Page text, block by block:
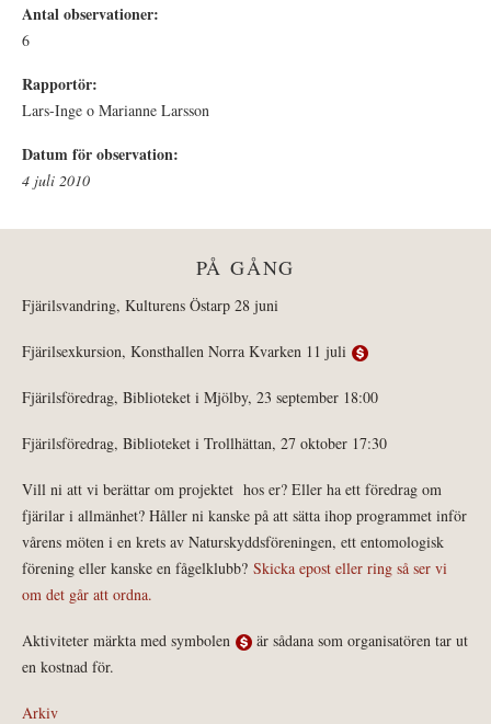
Antal observationer:
6
Rapportör:
Lars-Inge o Marianne Larsson
Datum för observation:
4 juli 2010
PÅ GÅNG
Fjärilsvandring, Kulturens Östarp 28 juni
Fjärilsexkursion, Konsthallen Norra Kvarken 11 juli
Fjärilsföredrag, Biblioteket i Mjölby, 23 september 18:00
Fjärilsföredrag, Biblioteket i Trollhättan, 27 oktober 17:30
Vill ni att vi berättar om projektet hos er? Eller ha ett föredrag om
fjärilar i allmänhet? Håller ni kanske på att sätta ihop programmet inför
vårens möten i en krets av Naturskyddsföreningen, ett entomologisk
förening eller kanske en fågelklubb? Skicka epost eller ring så ser vi
om det går att ordna.
Aktiviteter märkta med symbolen
är sådana som organisatören tar ut
en kostnad för.
Arkiv